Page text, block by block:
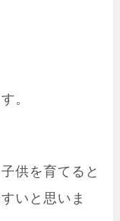
。
供を育てると
いと思いま